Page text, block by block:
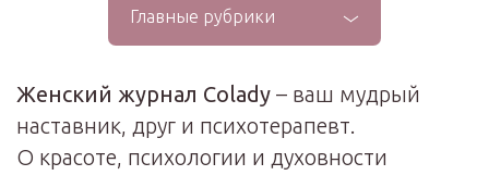
Главные рубрики
Женский журнал Colady – ваш мудрый
наставник, друг и психотерапевт.
О красоте, психологии и духовности